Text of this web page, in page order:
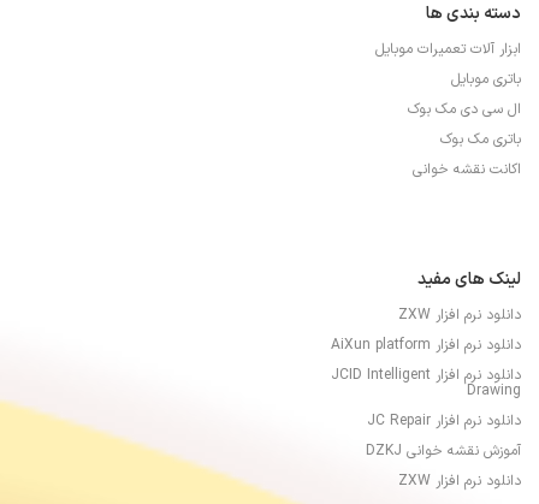
دسته بندی ها
ابزار آلات تعمیرات موبایل
باتری موبایل
ال سی دی مک بوک
باتری مک بوک
اکانت نقشه خوانی
لینک های مفید
دانلود نرم افزار ZXW
دانلود نرم افزار AiXun platform
دانلود نرم افزار JCID Intelligent
Drawing
دانلود نرم افزار JC Repair
آموزش نقشه خوانی DZKJ
دانلود نرم افزار ZXW